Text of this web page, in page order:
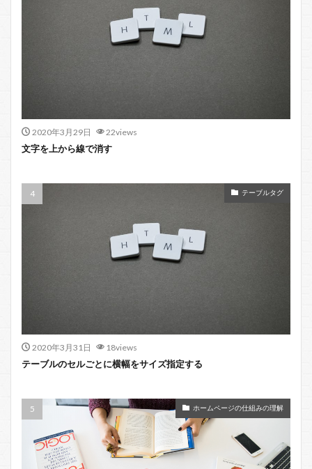
2020年3月29日 22views
文字を上から線で消す
テーブルタグ
2020年3月31日 18views
テーブルのセルごとに横幅をサイズ指定する
ホームページの仕組みの理解